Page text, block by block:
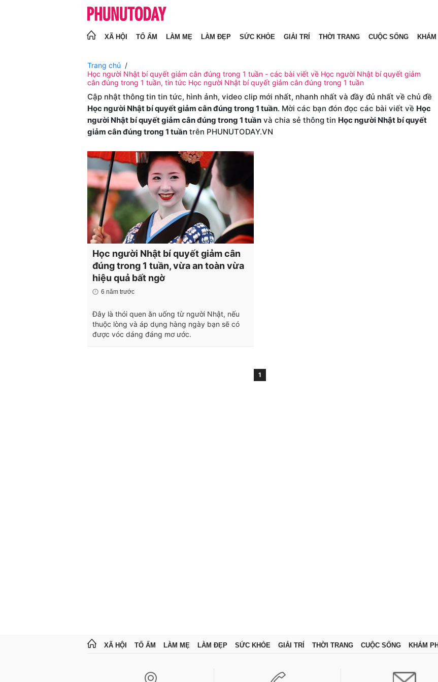
XÃ HỘI TỔ ẤM LÀM MẸ LÀM ĐẸP SỨC KHỎE GIẢI TRÍ THỜI TRANG CUỘC SỐNG
Trang chủ
Học người Nhật bí quyết giảm cân đúng trong 1 tuần - các bài viết về Học người Nhật bí quyết giảm
cân đúng trong 1 tuần, tin tức Học người Nhật bí quyết giảm cân đúng trong 1 tuần
Cập nhật thông tin tin tức, hình ảnh, video clip mới nhất, nhanh nhất và đầy đủ nhất về chủ đề
Học người Nhật bí quyết giảm cân đúng trong 1 tuần. Mời các bạn đón đọc các bài viết về Học
người Nhật bí quyết giảm cân đúng trong 1 tuần và chia sẻ thông tin Học người Nhật bí quyết
giảm cân đúng trong 1 tuần trên PHUNUTODAY.VN
Học người Nhật bí quyết giảm cân
đúng trong 1 tuần, vừa an toàn vừa
hiệu quả bất ngờ
6 năm trước
Đây là thói quen ăn uống từ người Nhật, nếu
thuộc lòng và áp dụng hàng ngày bạn sẽ có
được vóc dáng đáng mơ ước.
1
XÃ HỘI TỔ ẤM LÀM MẸ LÀM ĐẸP SỨC KHỎE GIẢI TRÍ THỜI TRANG CUỘC SỐNG KHÁM